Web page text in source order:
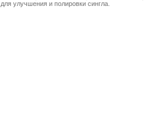
улучшения и полировки сингла.